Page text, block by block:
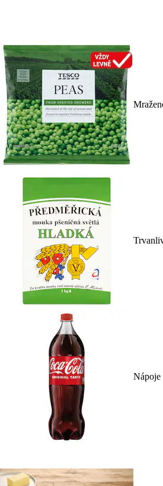
Nápoje